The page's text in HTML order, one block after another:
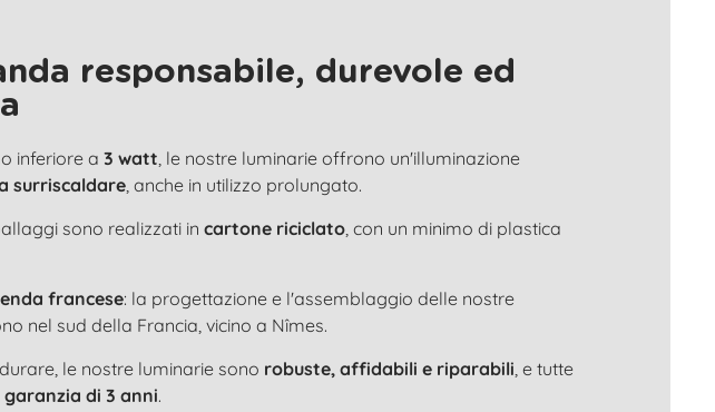
responsabile, durevole ed
inferiore a 3 watt, le nostre luminarie offrono un'illuminazione
surriscaldare, anche in utilizzo prolungato.
sono realizzati in cartone riciclato, con un minimo di plastica
francese: la progettazione e l'assemblaggio delle nostre
nel sud della Francia, vicino a Nîmes.
le nostre luminarie sono robuste, affidabili e riparabili, e tutte
garanzia di 3 anni.